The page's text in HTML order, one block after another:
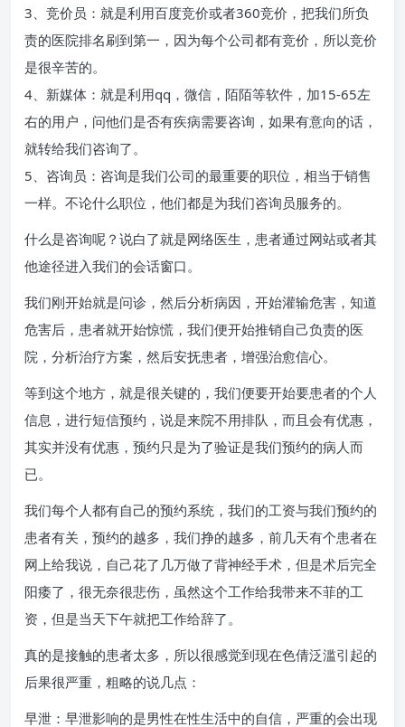
3、竞价员：就是利用百度竞价或者360竞价，把我们所负
责的医院排名刷到第一，因为每个公司都有竞价，所以竞价
是很辛苦的。
4、新媒体：就是利用qq，微信，陌陌等软件，加15-65左
右的用户，问他们是否有疾病需要咨询，如果有意向的话，
就转给我们咨询了。
5、咨询员：咨询是我们公司的最重要的职位，相当于销售
一样。不论什么职位，他们都是为我们咨询员服务的。
什么是咨询呢？说白了就是网络医生，患者通过网站或者其
他途径进入我们的会话窗口。
我们刚开始就是问诊，然后分析病因，开始灌输危害，知道
危害后，患者就开始惊慌，我们便开始推销自己负责的医
院，分析治疗方案，然后安抚患者，增强治愈信心。
等到这个地方，就是很关键的，我们便要开始要患者的个人
信息，进行短信预约，说是来院不用排队，而且会有优惠，
其实并没有优惠，预约只是为了验证是我们预约的病人而
已。
我们每个人都有自己的预约系统，我们的工资与我们预约的
患者有关，预约的越多，我们挣的越多，前几天有个患者在
网上给我说，自己花了几万做了背神经手术，但是术后完全
阳痿了，很无奈很悲伤，虽然这个工作给我带来不菲的工
资，但是当天下午就把工作给辞了。
真的是接触的患者太多，所以很感觉到现在色倩泛滥引起的
后果很严重，粗略的说几点：
早泄：早泄影响的是男性在性生活中的自信，严重的会出现